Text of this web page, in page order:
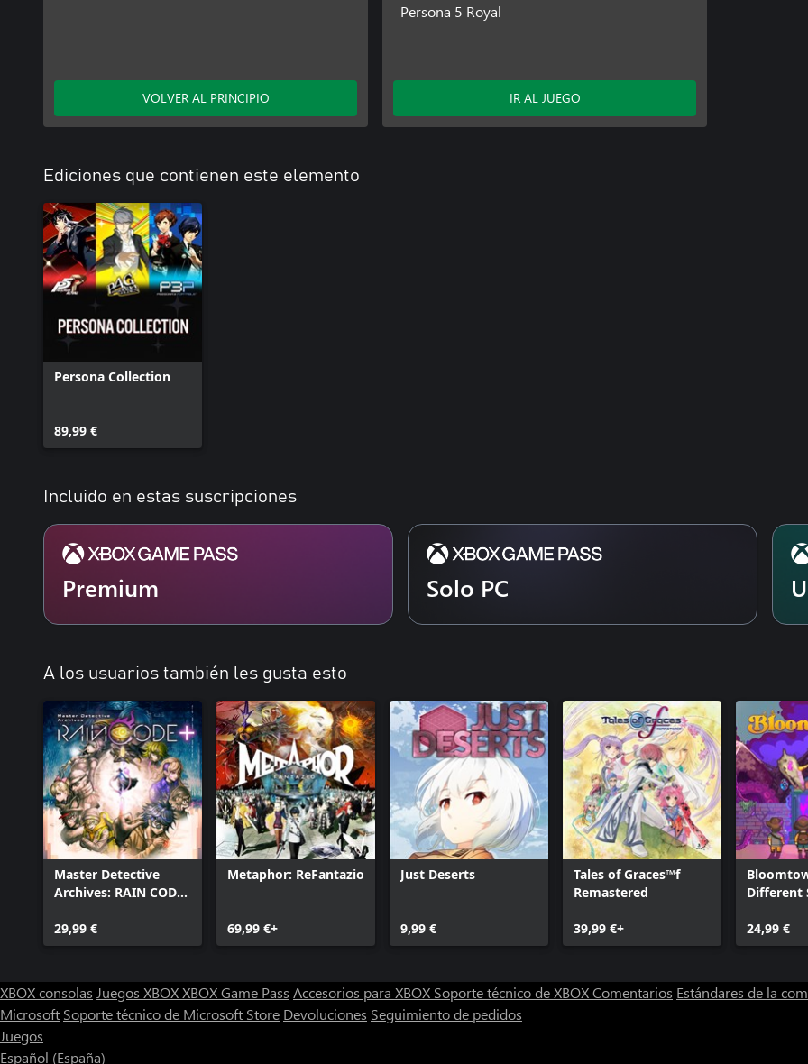
VOLVER AL PRINCIPIO
Persona 5 Royal
IR AL JUEGO
Ediciones que contienen este elemento
Persona Collection
89,99 €
Incluido en estas suscripciones
Premium Solo PC
A los usuarios también les gusta esto
Master Detective
Archives: RAIN CODE
29,99 €
Metaphor: ReFantazio
69,99 €+
Just Deserts
9,99 €
Tales of Graces™f
Remastered
39,99 €+
Different
24,99 €
XBOX consolas Juegos XBOXXBOX Game Pass Accesorios para XBOX Soporte técnico de XBOXComentarios Estándares de la
Microsoft Soporte técnico de Microsoft Store Devoluciones Seguimiento de pedidos
Juegos
Español (España)